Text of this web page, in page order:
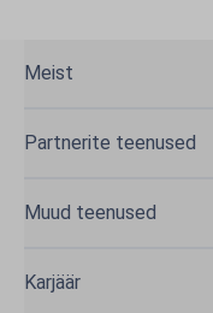
Meist
Partnerite teenused
Muud teenused
Karjäär